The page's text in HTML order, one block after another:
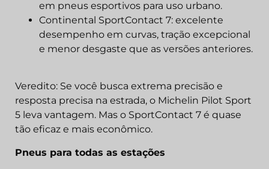
em pneus esportivos para uso urbano.
Continental SportContact 7: excelente
desempenho em curvas, tração excepcional
e menor desgaste que as versões anteriores.
Veredito: Se você busca extrema precisão e
resposta precisa na estrada, o Michelin Pilot Sport
5 leva vantagem. Mas o SportContact 7 é quase
tão eficaz e mais econômico.
Pneus para todas as estações